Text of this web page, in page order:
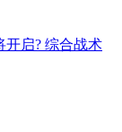
开启? 综合战术